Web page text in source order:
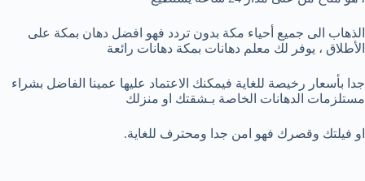
الذهاب الى جميع أحياء مكة بدون تردد فهو افضل دهان بمكة على
الأطلاق ، يوفر لك معلم دهانات بمكة دهانات رائعة
جدا بأسعار رخيصة للغاية فيمكنك الاعتماد عليها عمينا الفاضل بشراء
مستلزمات الدهانات الخاصة بـشقتك او منزلك
او فيلتك وقصرك فهو امن جدا ومحترف للغاية.